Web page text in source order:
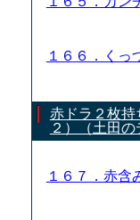
１６６．く
赤ドラ２枚持
２）（土田の
１６７．赤